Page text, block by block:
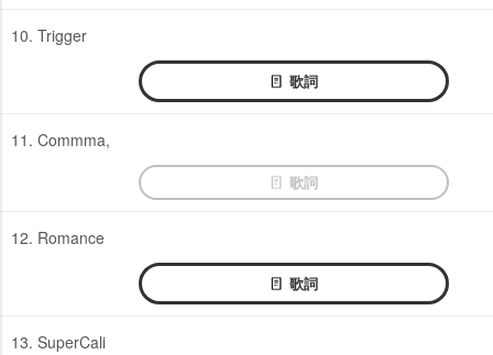
10. Trigger
歌詞
11. Commma,
歌詞
12. Romance
歌詞
13. SuperCali